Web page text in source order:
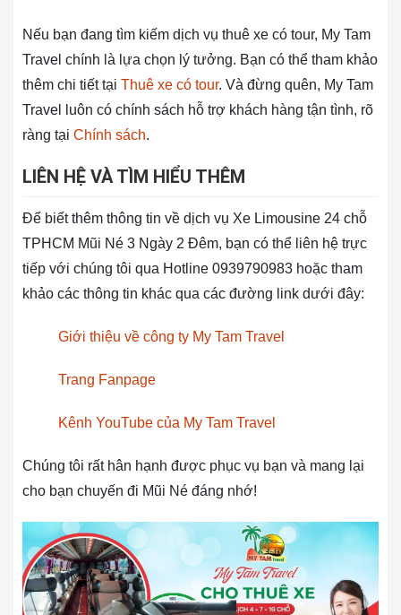
Nếu bạn đang tìm kiếm dịch vụ thuê xe có tour, My Tam
Travel chính là lựa chọn lý tưởng. Bạn có thể tham khảo
thêm chi tiết tại Thuê xe có tour. Và đừng quên, My Tam
Travel luôn có chính sách hỗ trợ khách hàng tận tình, rõ
ràng tại Chính sách.
LIÊN HỆ VÀ TÌM HIỂU THÊM
Để biết thêm thông tin về dịch vụ Xe Limousine 24 chỗ
TPHCM Mũi Né 3 Ngày 2 Đêm, bạn có thể liên hệ trực
tiếp với chúng tôi qua Hotline 0939790983 hoặc tham
khảo các thông tin khác qua các đường link dưới đây:
Giới thiệu về công ty My Tam Travel
Trang Fanpage
Kênh YouTube của My Tam Travel
Chúng tôi rất hân hạnh được phục vụ bạn và mang lại
cho bạn chuyến đi Mũi Né đáng nhớ!